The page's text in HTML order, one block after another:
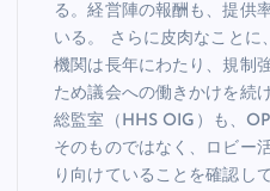
る。経営陣の報酬も、提供
いる。 さらに皮肉なことに
機関は長年にわたり、規制
ため議会への働きかけを続
総監室（HHS OIG）も、
そのものではなく、ロビー
り向けていることを確認し